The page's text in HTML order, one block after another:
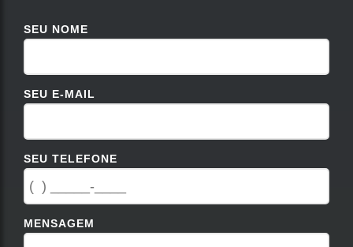
SEU NOME
SEU E-MAIL
SEU TELEFONE
MENSAGEM